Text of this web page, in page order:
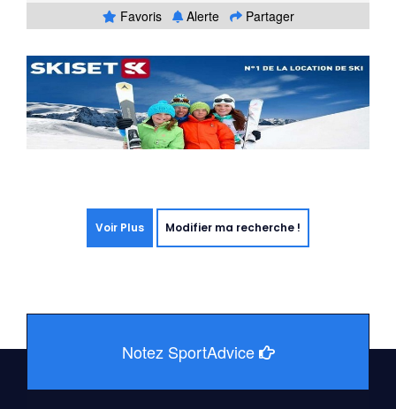
Favoris
Alerte Partager
Voir Plus Modifier ma recherche !
Notez SportAdvice